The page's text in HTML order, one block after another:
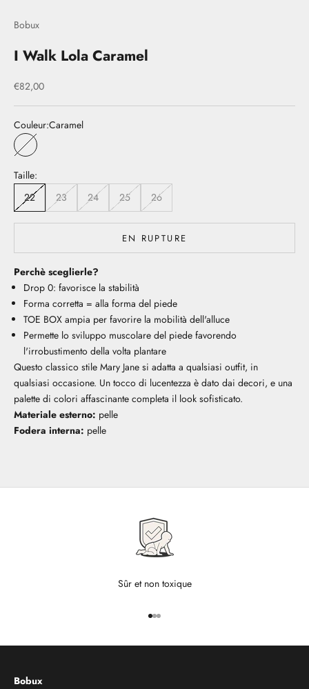
Bobux
I Walk Lola Caramel
Prix de vente
€82,00
Couleur:Caramel
Caramel
Taille:
22
23 24 25 26
EN RUPTURE
Perchè sceglierle?
Drop 0: favorisce la stabilità
Forma corretta = alla forma del piede
TOE BOX ampia per favorire la mobilità dell'alluce
Permette lo sviluppo muscolare del piede favorendo
l'irrobustimento della volta plantare
Questo classico stile Mary Jane si adatta a qualsiasi outfit, in
qualsiasi occasione. Un tocco di lucentezza è dato dai decori, e una
palette di colori affascinante completa il look sofisticato.
Materiale esterno: pelle
Fodera interna: pelle
Sûr et non toxique
Aller à l'élément 1
Aller à l'élément 2
Aller à l'élément 3
Bobux